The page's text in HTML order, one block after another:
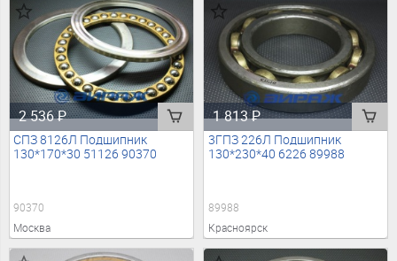
2 536₽
СПЗ 8126Л Подшипник
130*170*30 51126 90370
90370
Москва
1 813₽
3ГПЗ 226Л Подшипник
130*230*40 6226 89988
89988
Красноярск